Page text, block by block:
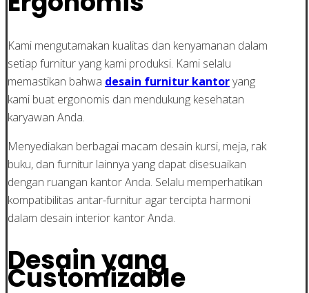
Kami mengutamakan kualitas dan kenyamanan dalam
setiap furnitur yang kami produksi. Kami selalu
memastikan bahwa desain furnitur kantoryang
kami buat ergonomis dan mendukung kesehatan
karyawan Anda.
Menyediakan berbagai macam desain kursi, meja, rak
buku, dan furnitur lainnya yang dapat disesuaikan
dengan ruangan kantor Anda. Selalu memperhatikan
kompatibilitas antar-furnitur agar tercipta harmoni
dalam desain interior kantor Anda.
Desain yang
Customizable